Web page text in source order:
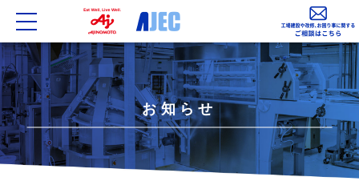
toggle
navigation
お知らせ